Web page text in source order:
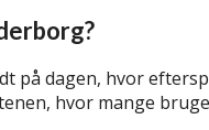
på dagen, hvor
hvor mange